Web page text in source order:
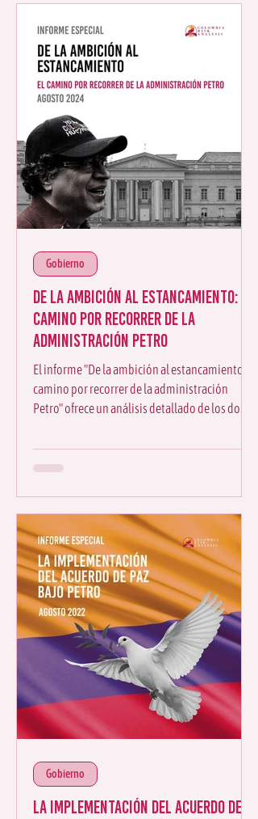
De la ambición al estancamiento: el
camino por recorrer de la
administración Petro
El informe "De la ambición al estancamiento: el
camino por recorrer de la administración
Petro" ofrece un análisis detallado de los dos
Gobierno
La implementación del Acuerdo de
Gobierno